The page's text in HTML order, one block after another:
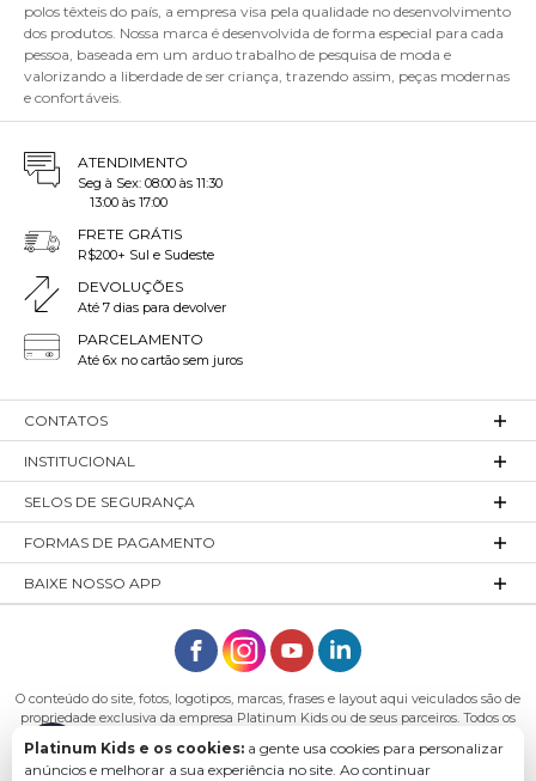
polos têxteis do país, a empresa visa pela qualidade no desenvolvimento
dos produtos. Nossa marca é desenvolvida de forma especial para cada
pessoa, baseada em um arduo trabalho de pesquisa de moda e
valorizando a liberdade de ser criança, trazendo assim, peças modernas
e confortáveis.
ATENDIMENTO
Seg à Sex: 08:00 às 11:30
13:00 às 17:00
FRETE GRÁTIS
R$200+ Sul e Sudeste
DEVOLUÇÕES
Até 7 dias para devolver
PARCELAMENTO
Até 6x no cartão sem juros
CONTATOS
INSTITUCIONAL
SELOS DE SEGURANÇA
FORMAS DE PAGAMENTO
BAIXE NOSSO APP
O conteúdo do site, fotos, logotipos, marcas, frases e layout aqui veiculados são de
propriedade exclusiva da empresa Platinum Kids ou de seus parceiros. Todos os
direitos reservados. Platinum Kids - Platinum Indústria de Confecções LTDA -
CNPJ: 27.180.131/0001-54 Endereço: Rod. Ivo Silveira, n° 7505 - Bateias, Gaspar - SC,
89113-040
Platinum Kids e os cookies: a gente usa cookies para personalizar
anúncios e melhorar a sua experiência no site. Ao continuar